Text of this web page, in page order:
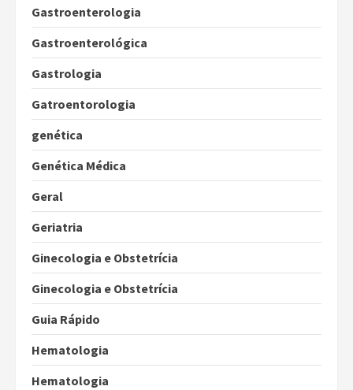
Gastroenterologia
Gastroenterológica
Gastrologia
Gatroentorologia
genética
Genética Médica
Geral
Geriatria
Ginecologia e Obstetrícia
Ginecologia e Obstetrícia
Guia Rápido
Hematologia
Hematologia